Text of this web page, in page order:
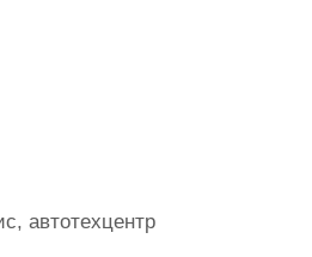
автотехцентр